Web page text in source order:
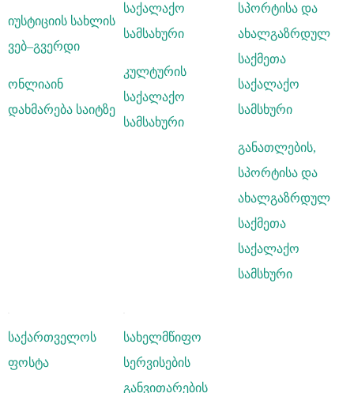
იუსტიციის სახლის
ვებ–გვერდი
ონლიაინ
დახმარება საიტზე
საქალაქო
სამსახური
კულტურის
საქალაქო
სამსახური
სპორტისა და
ახალგაზრდულ
საქმეთა
საქალაქო
სამსხური
განათლების,
სპორტისა და
ახალგაზრდულ
საქმეთა
საქალაქო
სამსხური
საქართველოს
ფოსტა
სახელმწიფო
სერვისების
განვითარების